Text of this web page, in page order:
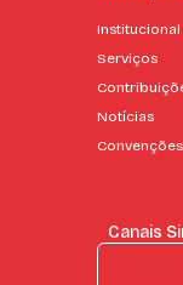
Institucional
Serviços
Notícias
Canais